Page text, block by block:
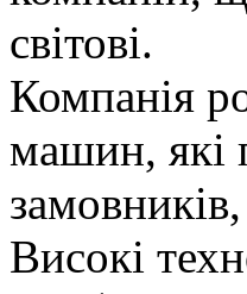
світові.
Компанія
машин, які
Високі